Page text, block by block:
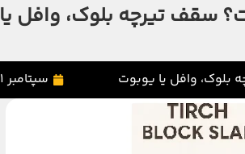
سقف تیرچه بلوک، وافل یا
بلوک، وافل یا یوبوت سپتامبر 21, 2025